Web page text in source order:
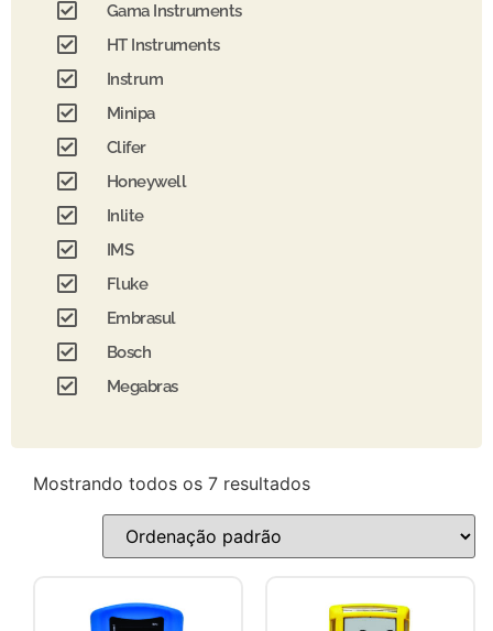
Gama Instruments
HT Instruments
Instrum
Minipa
Clifer
Honeywell
Inlite
IMS
Fluke
Embrasul
Bosch
Megabras
Mostrando todos os 7 resultados